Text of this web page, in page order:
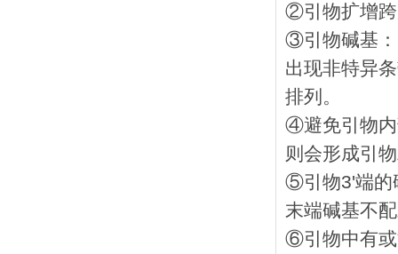
②引物扩增跨
③引物碱基：
出现非特异
排列。
④避免引物内
则会形成引
⑤引物3'端的
末端碱基不
⑥引物中有或